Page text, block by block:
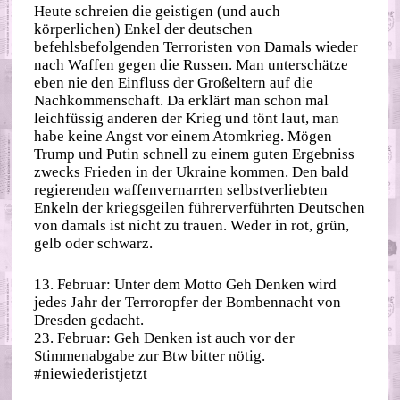
Heute schreien die geistigen (und auch
körperlichen) Enkel der deutschen
befehlsbefolgenden Terroristen von Damals wieder
nach Waffen gegen die Russen. Man unterschätze
eben nie den Einfluss der Großeltern auf die
Nachkommenschaft. Da erklärt man schon mal
leichfüssig anderen der Krieg und tönt laut, man
habe keine Angst vor einem Atomkrieg. Mögen
Trump und Putin schnell zu einem guten Ergebniss
zwecks Frieden in der Ukraine kommen. Den bald
regierenden waffenvernarrten selbstverliebten
Enkeln der kriegsgeilen führerverführten Deutschen
von damals ist nicht zu trauen. Weder in rot, grün,
gelb oder schwarz.
13. Februar: Unter dem Motto Geh Denken wird
jedes Jahr der Terroropfer der Bombennacht von
Dresden gedacht.
23. Februar: Geh Denken ist auch vor der
Stimmenabgabe zur Btw bitter nötig.
#niewiederistjetzt